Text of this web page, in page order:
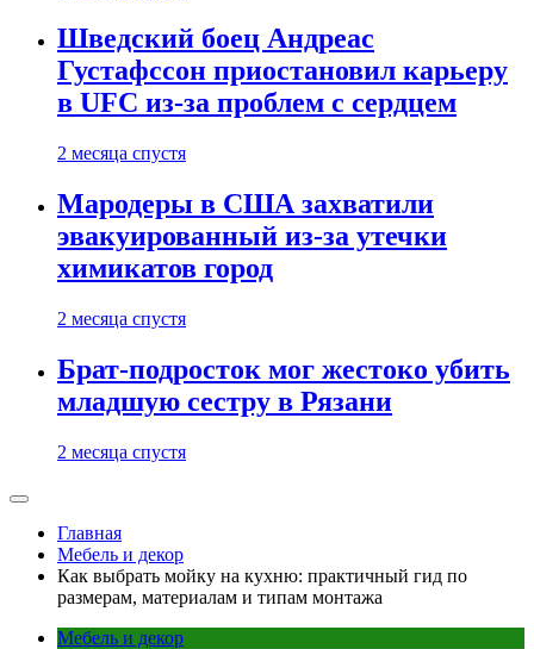
Шведский боец Андреас
Густафссон приостановил карьеру
в UFC из-за проблем с сердцем
2 месяца спустя
Мародеры в США захватили
эвакуированный из-за утечки
химикатов город
2 месяца спустя
Брат-подросток мог жестоко убить
младшую сестру в Рязани
2 месяца спустя
Главная
Мебель и декор
Как выбрать мойку на кухню: практичный гид по
размерам, материалам и типам монтажа
Мебель и декор